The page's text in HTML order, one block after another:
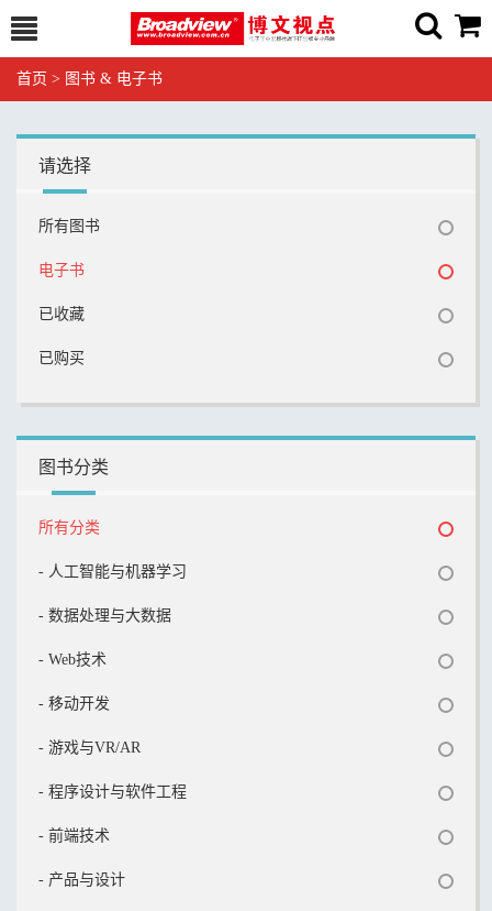
首页 > 图书 & 电子书
请选择
所有图书
电子书
已收藏
已购买
图书分类
所有分类
- 人工智能与机器学习
- 数据处理与大数据
- Web技术
- 移动开发
- 游戏与VR/AR
- 程序设计与软件工程
- 前端技术
- 产品与设计